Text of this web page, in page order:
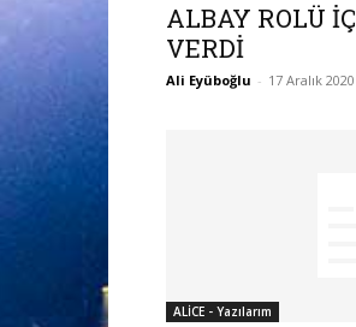
ALBAY ROLÜ
VERDİ
Ali Eyüboğlu - 17 Aralık 2020
ALİCE - Yazılarım